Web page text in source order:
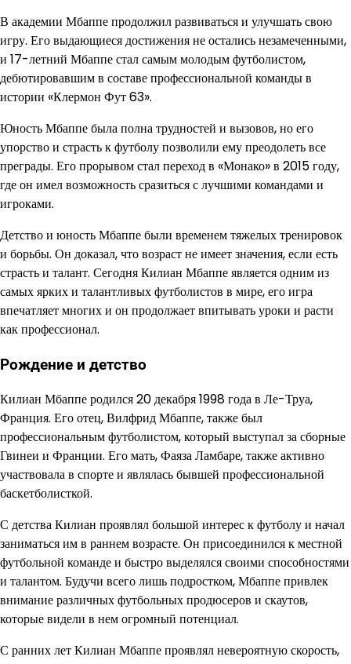
В академии Мбаппе продолжил развиваться и улучшать свою
игру. Его выдающиеся достижения не остались незамеченными,
и 17-летний Мбаппе стал самым молодым футболистом,
дебютировавшим в составе профессиональной команды в
истории «Клермон Фут 63».
Юность Мбаппе была полна трудностей и вызовов, но его
упорство и страсть к футболу позволили ему преодолеть все
преграды. Его прорывом стал переход в «Монако» в 2015 году,
где он имел возможность сразиться с лучшими командами и
игроками.
Детство и юность Мбаппе были временем тяжелых тренировок
и борьбы. Он доказал, что возраст не имеет значения, если есть
страсть и талант. Сегодня Килиан Мбаппе является одним из
самых ярких и талантливых футболистов в мире, его игра
впечатляет многих и он продолжает впитывать уроки и расти
как профессионал.
Рождение и детство
Килиан Мбаппе родился 20 декабря 1998 года в Ле-Труа,
Франция. Его отец, Вилфрид Мбаппе, также был
профессиональным футболистом, который выступал за сборные
Гвинеи и Франции. Его мать, Фаяза Ламбаре, также активно
участвовала в спорте и являлась бывшей профессиональной
баскетболисткой.
С детства Килиан проявлял большой интерес к футболу и начал
заниматься им в раннем возрасте. Он присоединился к местной
футбольной команде и быстро выделялся своими способностями
и талантом. Будучи всего лишь подростком, Мбаппе привлек
внимание различных футбольных продюсеров и скаутов,
которые видели в нем огромный потенциал.
С ранних лет Килиан Мбаппе проявлял невероятную скорость,